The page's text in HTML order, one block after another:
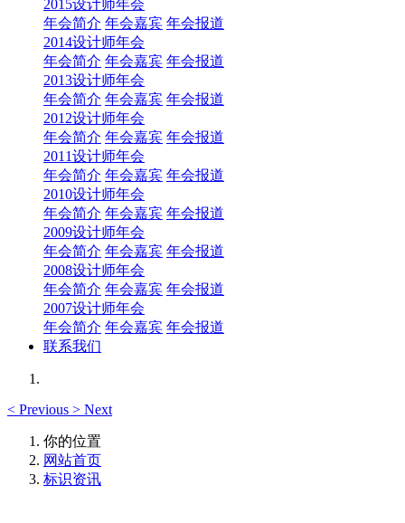
2015设计师年会
年会简介 年会嘉宾 年会报道
2014设计师年会
年会简介 年会嘉宾 年会报道
2013设计师年会
年会简介 年会嘉宾 年会报道
2012设计师年会
年会简介 年会嘉宾 年会报道
2011设计师年会
年会简介 年会嘉宾 年会报道
2010设计师年会
年会简介 年会嘉宾 年会报道
2009设计师年会
年会简介 年会嘉宾 年会报道
2008设计师年会
年会简介 年会嘉宾 年会报道
2007设计师年会
年会简介 年会嘉宾 年会报道
联系我们
< Previous > Next
你的位置
网站首页
标识资讯